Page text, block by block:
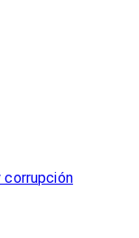
corrupción